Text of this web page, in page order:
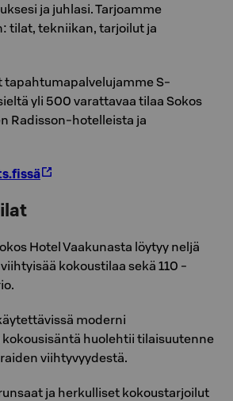
ja juhlasi. Tarjoamme
tilat, tekniikan, tarjoilut ja
tapahtumapalvelujamme S-
yli 500 varattavaa tilaa Sokos
Radisson-hotelleista ja
Hotel Vaakunasta löytyy neljä
kokoustilaa sekä 110 -
moderni
huolehtii tilaisuutenne
viihtyvyydestä.
ja herkulliset kokoustarjoilut